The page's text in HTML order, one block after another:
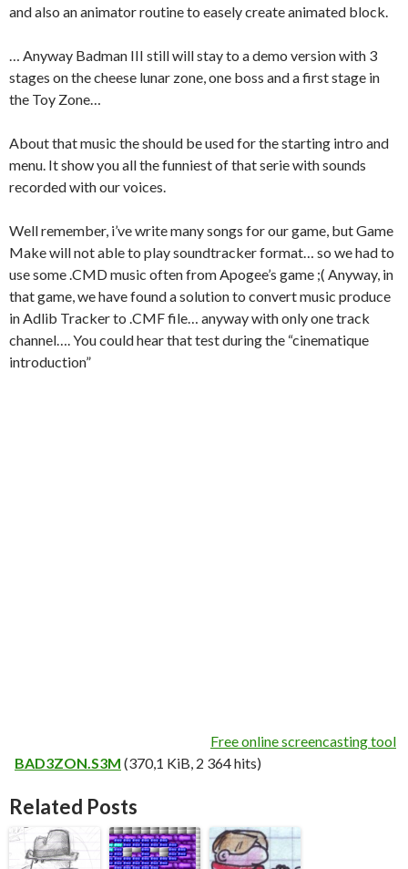
and also an animator routine to easely create animated block.
… Anyway Badman III still will stay to a demo version with 3
stages on the cheese lunar zone, one boss and a first stage in
the Toy Zone…
About that music the should be used for the starting intro and
menu. It show you all the funniest of that serie with sounds
recorded with our voices.
Well remember, i’ve write many songs for our game, but Game
Make will not able to play soundtracker format… so we had to
use some .CMD music often from Apogee’s game ;( Anyway, in
that game, we have found a solution to convert music produce
in Adlib Tracker to .CMF file… anyway with only one track
channel…. You could hear that test during the “cinematique
introduction”
Free online screencasting tool
BAD3ZON.S3M (370,1 KiB, 2 364 hits)
Related Posts